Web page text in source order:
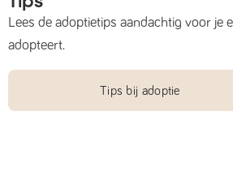
Lees de adoptietips aandachtig voor je
adopteert.
Tips bij adoptie